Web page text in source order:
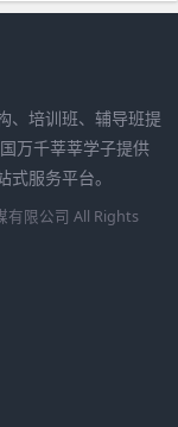
、培训班、辅导班提
万千莘莘学子提供
服务平台。
有限公司 All Rights